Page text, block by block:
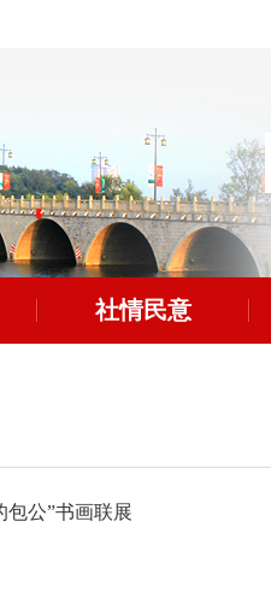
社情民意
包公”书画联展